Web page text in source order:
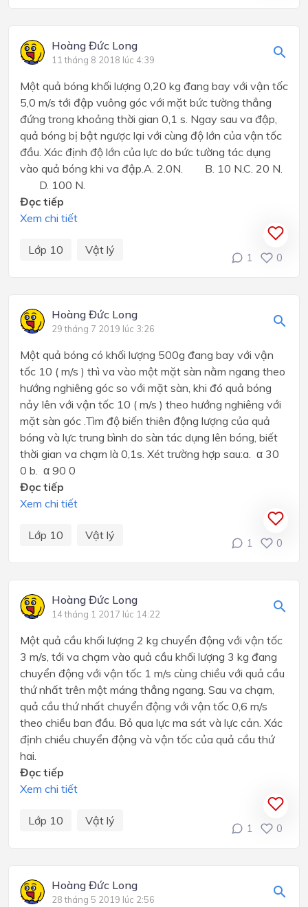
Hoàng Đức Long
11 tháng 8 2018 lúc 4:39
Một quả bóng khối lượng 0,20 kg đang bay với vận tốc
5,0 m/s tới đập vuông góc với mặt bức tường thẳng
đứng trong khoảng thời gian 0,1 s. Ngay sau va đập,
quả bóng bị bật ngược lại với cùng độ lớn của vận tốc
đầu. Xác định độ lớn của lực do bức tường tác dụng
vào quả bóng khi va đập.A. 2.0N. B. 10 N.C. 20 N.
D. 100 N.
Đọc tiếp
Xem chi tiết
Lớp 10 Vật lý
1 0
Hoàng Đức Long
29 tháng 7 2019 lúc 3:26
Một quả bóng có khối lượng 500g đang bay với vận
tốc 10 ( m/s ) thì va vào một mặt sàn nằm ngang theo
hướng nghiêng góc so với mặt sàn, khi đó quả bóng
nảy lên với vận tốc 10 ( m/s ) theo hướng nghiêng với
mặt sàn góc .Tìm độ biến thiên động lượng của quả
bóng và lực trung bình do sàn tác dụng lên bóng, biết
thời gian va chạm là 0,1s. Xét trường hợp sau:a. α 30
0 b. α 90 0
Đọc tiếp
Xem chi tiết
Lớp 10 Vật lý
1 0
Hoàng Đức Long
14 tháng 1 2017 lúc 14:22
Một quả cầu khối lượng 2 kg chuyển động với vận tốc
3 m/s, tới va chạm vào quả cầu khối lượng 3 kg đang
chuyển động với vận tốc 1 m/s cùng chiều với quả cầu
thứ nhất trên một máng thẳng ngang. Sau va chạm,
quả cầu thứ nhất chuyển động với vận tốc 0,6 m/s
theo chiều ban đầu. Bỏ qua lực ma sát và lực cản. Xác
định chiều chuyển động và vận tốc của quả cầu thứ
hai.
Đọc tiếp
Xem chi tiết
Lớp 10 Vật lý
1 0
Hoàng Đức Long
28 tháng 5 2019 lúc 2:56